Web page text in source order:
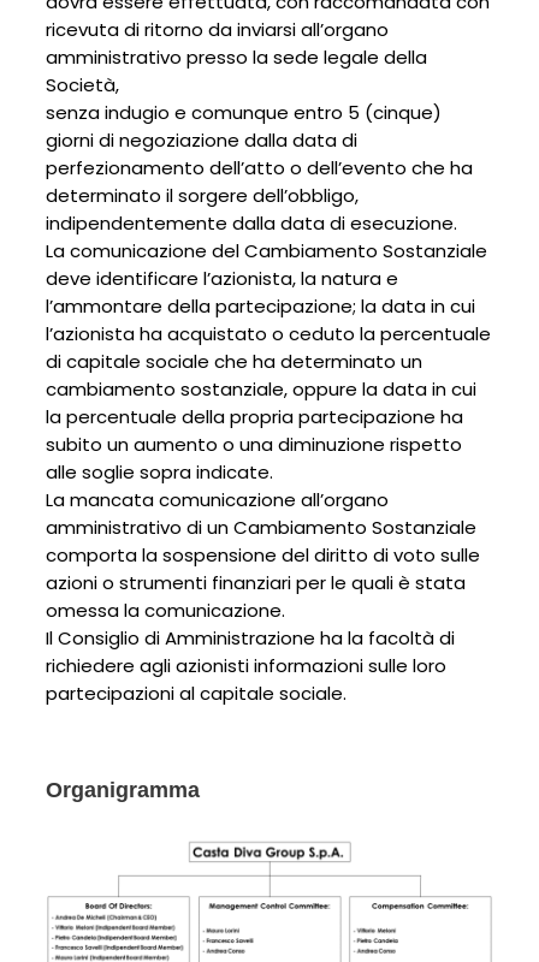
ricevuta di ritorno da inviarsi all’organo
amministrativo presso la sede legale della
Società,
senza indugio e comunque entro 5 (cinque)
giorni di negoziazione dalla data di
perfezionamento dell’atto o dell’evento che ha
determinato il sorgere dell’obbligo,
indipendentemente dalla data di esecuzione.
La comunicazione del Cambiamento Sostanziale
deve identificare l’azionista, la natura e
l’ammontare della partecipazione; la data in cui
l’azionista ha acquistato o ceduto la percentuale
di capitale sociale che ha determinato un
cambiamento sostanziale, oppure la data in cui
la percentuale della propria partecipazione ha
subito un aumento o una diminuzione rispetto
alle soglie sopra indicate.
La mancata comunicazione all’organo
amministrativo di un Cambiamento Sostanziale
comporta la sospensione del diritto di voto sulle
azioni o strumenti finanziari per le quali è stata
omessa la comunicazione.
Il Consiglio di Amministrazione ha la facoltà di
richiedere agli azionisti informazioni sulle loro
partecipazioni al capitale sociale.
Organigramma